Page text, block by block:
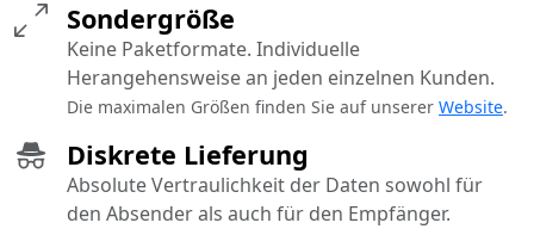
Diskrete Lieferung
Absolute Vertraulichkeit der Daten sowohl für
den Absender als auch für den Empfänger.
Sondergröße
Keine Paketformate. Individuelle
Herangehensweise an jeden einzelnen Kunden.
Die maximalen Größen finden Sie auf unserer Website.